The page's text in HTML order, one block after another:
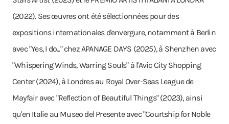
(2022). Ses œuvres ont été sélectionnées pour des
expositions internationales d'envergure, notamment à Berlin
avec "Yes, I do..." chez APANAGE DAYS (2025), à Shenzhen avec
"Whispering Winds, Warring Souls" à l'Avic City Shopping
Center (2024), à Londres au Royal Over-Seas League de
Mayfair avec "Reflection of Beautiful Things" (2023), ainsi
qu'en Italie au Museo del Presente avec "Courtship for Noble